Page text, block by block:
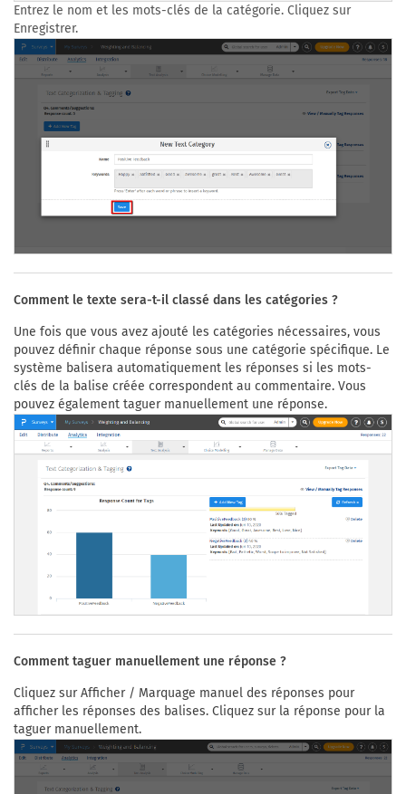
Entrez le nom et les mots-clés de la catégorie. Cliquez sur
Enregistrer.
Comment le texte sera-t-il classé dans les catégories ?
Une fois que vous avez ajouté les catégories nécessaires, vous
pouvez définir chaque réponse sous une catégorie spécifique. Le
système balisera automatiquement les réponses si les mots-
clés de la balise créée correspondent au commentaire. Vous
pouvez également taguer manuellement une réponse.
Comment taguer manuellement une réponse ?
Cliquez sur Afficher / Marquage manuel des réponses pour
afficher les réponses des balises. Cliquez sur la réponse pour la
taguer manuellement.